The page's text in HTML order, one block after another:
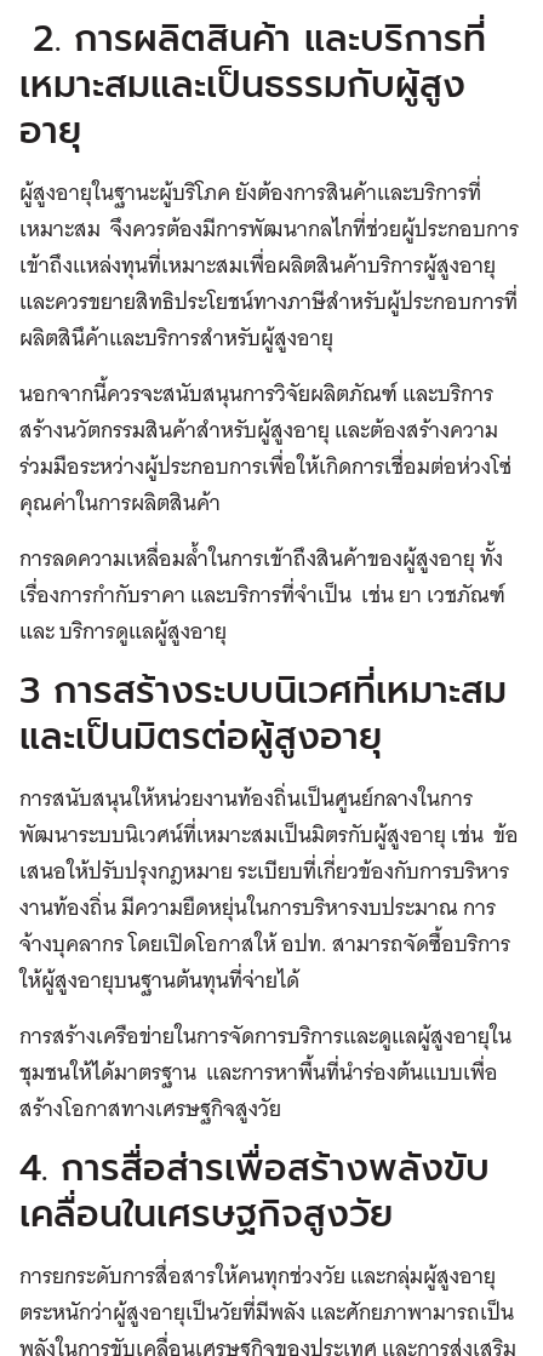
2. การผลิตสินค้า และบริการที่
เหมาะสมและเป็นธรรมกับผู้สูง
อายุ
ผู้สูงอายุในฐานะผู้บริโภค ยังต้องการสินค้าและบริการที่
เหมาะสม จึงควรต้องมีการพัฒนากลไกที่ช่วยผู้ประกอบการ
เข้าถึงแหล่งทุนที่เหมาะสมเพื่อผลิตสินค้าบริการผู้สูงอายุ
และควรขยายสิทธิประโยชน์ทางภาษีสำหรับผู้ประกอบการที่
ผลิตสินึค้าและบริการสำหรับผู้สูงอายุ
นอกจากนี้ควรจะสนับสนุนการวิจัยผลิตภัณฑ์ และบริการ
สร้างนวัตกรรมสินค้าสำหรับผู้สูงอายุ และต้องสร้างความ
ร่วมมือระหว่างผู้ประกอบการเพื่อให้เกิดการเชื่อมต่อห่วงโซ่
คุณค่าในการผลิตสินค้า
การลดความเหลื่อมล้ำในการเข้าถึงสินค้าของผู้สูงอายุ ทั้ง
เรื่องการกำกับราคา และบริการที่จำเป็น เช่น ยา เวชภัณฑ์
และ บริการดูแลผู้สูงอายุ
3 การสร้างระบบนิเวศที่เหมาะสม
และเป็นมิตรต่อผู้สูงอายุ
การสนับสนุนให้หน่วยงานท้องถิ่นเป็นศูนย์กลางในการ
พัฒนาระบบนิเวศน์ที่เหมาะสมเป็นมิตรกับผู้สูงอายุ เช่น ข้อ
เสนอให้ปรับปรุงกฎหมาย ระเบียบที่เกี่ยวข้องกับการบริหาร
งานท้องถิ่น มีความยืดหยุ่นในการบริหารงบประมาณ การ
จ้างบุคลากร โดยเปิดโอกาสให้ อปท. สามารถจัดซื้อบริการ
ให้ผู้สูงอายุบนฐานต้นทุนที่จ่ายได้
การสร้างเครือข่ายในการจัดการบริการและดูแลผู้สูงอายุใน
ชุมชนให้ได้มาตรฐาน และการหาพื้นที่นำร่องต้นแบบเพื่อ
สร้างโอกาสทางเศรษฐกิจสูงวัย
4. การสื่อส่ารเพื่อสร้างพลังขับ
เคลื่อนในเศรษฐกิจสูงวัย
การยกระดับการสื่อสารให้คนทุกช่วงวัย และกลุ่มผู้สูงอายุ
ตระหนักว่าผู้สูงอายุเป็นวัยที่มีพลัง และศักยภาพามารถเป็น
พลังในการขับเคลื่อนเศรษฐกิจของประเทศ และการส่งเสริม